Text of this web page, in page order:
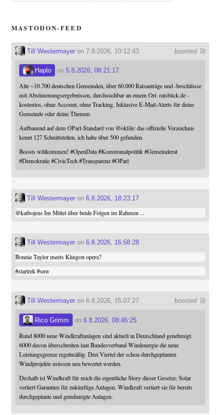
MASTODON-FEED
boosted 🚀
Till Westermayeron 7.8.2026, 10:12:43
Haplo on 5.8.2026, 08:21:17
Alle ~10.700 deutschen Gemeinden, über 60.000 Ratsanträge und -beschlüsse
mit Abstimmungsergebnissen, durchsuchbar an einem Ort: ratsblick.de -
kostenlos, ohne Account, ohne Tracking, Inklusive E-Mail-Alerts für deine
Gemeinde oder deine Themen
Aufbauend auf dem OParl-Standard von @okfde: das offizielle Verzeichnis
kennt 127 Schnittstellen, ich habe über 500 gefunden.
Boosts willkommen! #OpenData #Kommunalpolitik #Gemeinderat
#Demokratie #CivicTech #Transparenz #OParl
Till Westermayeron 6.8.2026, 18:23:17
@kaibojensIm Mittel über beide Folgen im Rahmen ...
Till Westermayeron 6.8.2026, 16:58:28
Bonnie Taylor meets Klingon opera?
#startrek #snw
boosted 🚀
Till Westermayeron 6.8.2026, 15:07:27
Rico Grimm on 6.8.2026, 08:46:25
Rund 8000 neue Windkraftanlagen sind aktuell in Deutschland genehmigt.
6000 davon überschreiten laut Bundesverband Windenergie die neue
Leistungsgrenze regelmäßig. Drei Viertel der schon durchgeplanten
Windprojekte müssen neu bewertet werden.
Deshalb ist Windkraft für mich die eigentliche Story dieser Gesetze: Solar
verliert Garantien für zukünftige Anlagen. Windkraft verliert sie für bereits
durchgeplante und genehmigte Anlagen.